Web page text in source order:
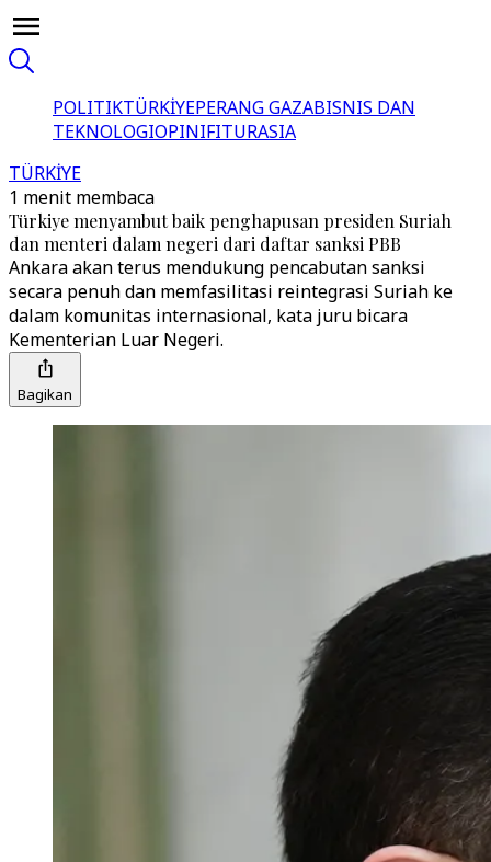
POLITIKTÜRKİYEPERANG GAZABISNIS DAN
TEKNOLOGIOPINIFITURASIA
TÜRKİYE
1 menit membaca
Türkiye menyambut baik penghapusan presiden Suriah
dan menteri dalam negeri dari daftar sanksi PBB
Ankara akan terus mendukung pencabutan sanksi
secara penuh dan memfasilitasi reintegrasi Suriah ke
dalam komunitas internasional, kata juru bicara
Kementerian Luar Negeri.
Bagikan